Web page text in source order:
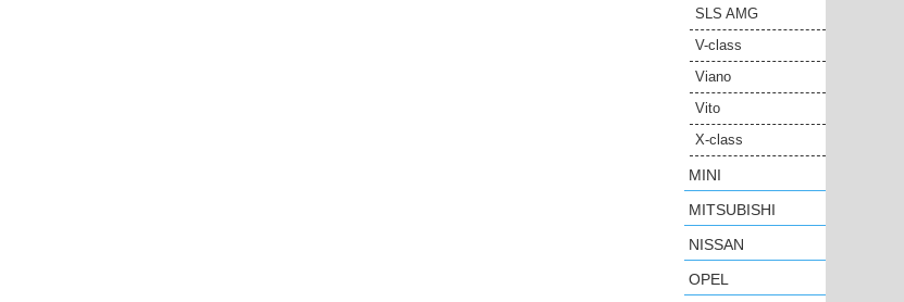
SLS AMG
V-class
Viano
Vito
X-class
MINI
MITSUBISHI
NISSAN
OPEL